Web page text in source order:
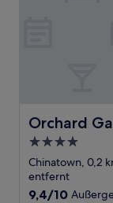
Orchard
Orchard
4.0-
Sterne-
Unterkunft
Chinatown, 0,2
entfernt
9.4
9,4/10